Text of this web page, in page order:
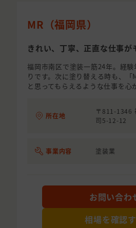
MR（福岡県）
きれい、丁寧、正直な仕事が
福岡市南区で塗装一筋24年。経
りです。次に塗り替える時も、「
と思ってもらえるような仕事を心
所在地
〒811-1346
司5-12-12
事業内容 塗装業
お問い合わ
相場を確認